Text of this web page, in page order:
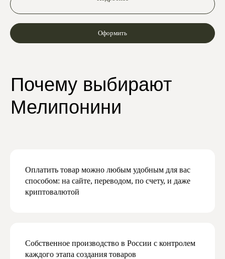
Оформить
Оплатить товар можно любым удобным для вас
способом: на сайте, переводом, по счету, и даже
криптовалютой
Собственное производство в России с контролем
каждого этапа создания товаров
и маркетинговой рассылки
Подписаться